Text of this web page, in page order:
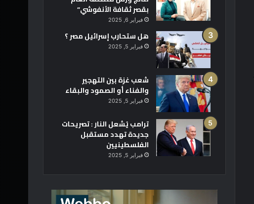
بقصر ثقافة الأنفوشي”
فبراير 6, 2025
هل ستحارب إسرائيل مصر ؟
فبراير 5, 2025
شعب غزة بين التهجير
والفناء أو الصمود والبقاء
فبراير 5, 2025
ترامب يُشعل النار : تصريحات
جديدة تهدد مستقبل
الفلسطينيين
فبراير 5, 2025